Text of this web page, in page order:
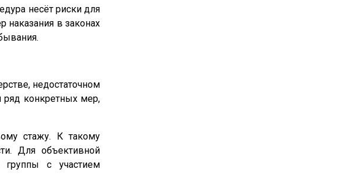
несёт риски для
наказания в законах
недостаточном
конкретных мер,
стажу. К такому
Для объективной
группы с участием